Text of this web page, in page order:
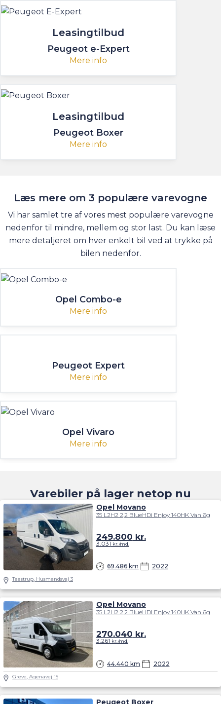
Leasingtilbud
Peugeot e-Expert
Mere info
Leasingtilbud
Peugeot Boxer
Mere info
Læs mere om 3 populære varevogne
Vi har samlet tre af vores mest populære varevogne
nedenfor til mindre, mellem og stor last. Du kan læse
mere detaljeret om hver enkelt bil ved at trykke på
bilen nedenfor.
Opel Combo-e
Mere info
Peugeot Expert
Mere info
Opel Vivaro
Mere info
Varebiler på lager netop nu
Opel Movano
35 L2H2 2,2 BlueHDi Enjoy 140HK Van 6g
69.486 km 2022
249.800 kr.
3.031 kr./md.
Taastrup, Husmandsvej 3
Opel Movano
35 L2H2 2,2 BlueHDi Enjoy 140HK Van 6g
44.440 km 2022
270.040 kr.
3.261 kr./md.
Greve, Agenavej 15
Peugeot Boxer